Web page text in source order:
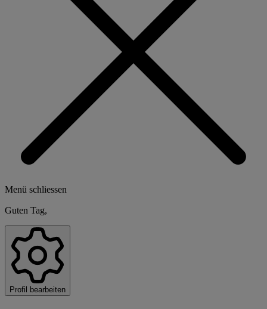
Menü schliessen
Guten Tag,
Profil bearbeiten